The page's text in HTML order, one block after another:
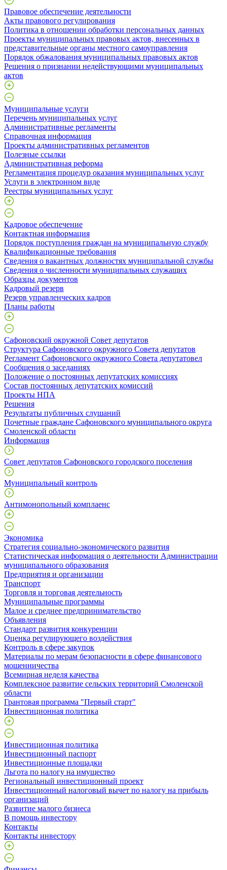
Правовое обеспечение деятельности
Акты правового регулирования
Политика в отношении обработки персональных данных
Проекты муниципальных правовых актов, внесенных в
представительные органы местного самоуправления
Порядок обжалования муниципальных правовых актов
Решения о признании недействующими муниципальных
актов
Муниципальные услуги
Перечень муниципальных услуг
Административные регламенты
Справочная информация
Проекты административных регламентов
Полезные ссылки
Административная реформа
Регламентация процедур оказания муниципальных услуг
Услуги в электронном виде
Реестры муниципальных услуг
Кадровое обеспечение
Контактная информация
Порядок поступления граждан на муниципальную службу
Квалификационные требования
Сведения о вакантных должностях муниципальной службы
Сведения о численности муниципальных служащих
Образцы документов
Кадровый резерв
Резерв управленческих кадров
Планы работы
Сафоновский окружной Совет депутатов
Структура Сафоновского окружного Совета депутатов
Регламент Сафоновского окружного Совета депутатовел
Сообщения о заседаниях
Положение о постоянных депутатских комиссиях
Состав постоянных депутатских комиссий
Проекты НПА
Решения
Результаты публичных слушаний
Почетные граждане Сафоновского муниципального округа
Смоленской области
Информация
Совет депутатов Сафоновского городского поселения
Муниципальный контроль
Антимонопольный комплаенс
Экономика
Стратегия социально-экономического развития
Статистическая информация о деятельности Администрации
муниципального образования
Предприятия и организации
Транспорт
Торговля и торговая деятельность
Муниципальные программы
Малое и среднее предпринимательство
Объявления
Стандарт развития конкуренции
Оценка регулирующего воздействия
Контроль в сфере закупок
Материалы по мерам безопасности в сфере финансового
мошенничества
Всемирная неделя качества
Комплексное развитие сельских территорий Смоленской
области
Грантовая программа "Первый старт"
Инвестиционная политика
Инвестиционная политика
Инвестиционный паспорт
Инвестиционные площадки
Льгота по налогу на имущество
Региональный инвестиционный проект
Инвестиционный налоговый вычет по налогу на прибыль
организаций
Развитие малого бизнеса
В помощь инвестору
Контакты
Контакты инвестору